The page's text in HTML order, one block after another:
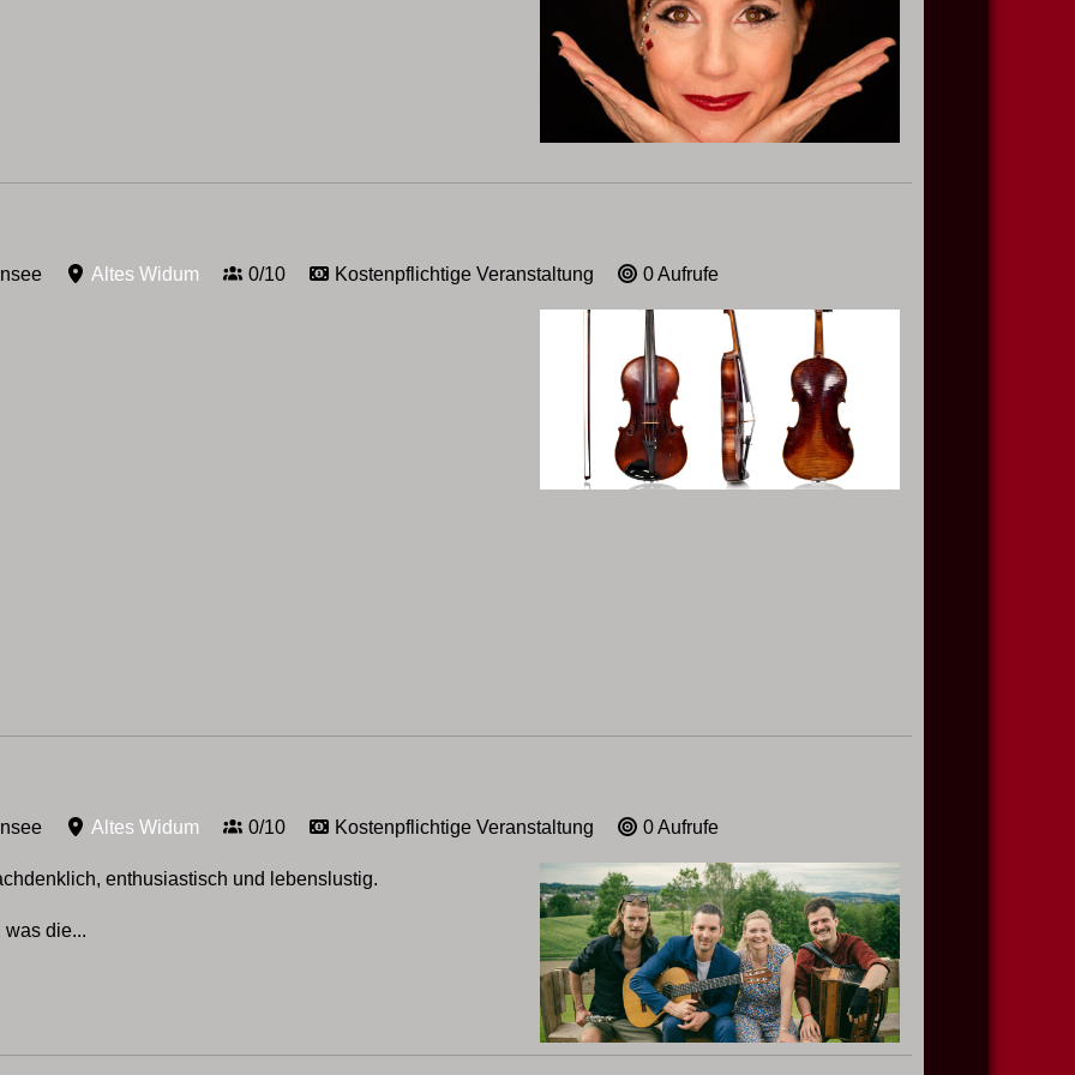
Altes Widum 0/10 Kostenpflichtige Veranstaltung 0 Aufrufe
Altes Widum 0/10 Kostenpflichtige Veranstaltung 0 Aufrufe
enthusiastisch und lebenslustig.
die...